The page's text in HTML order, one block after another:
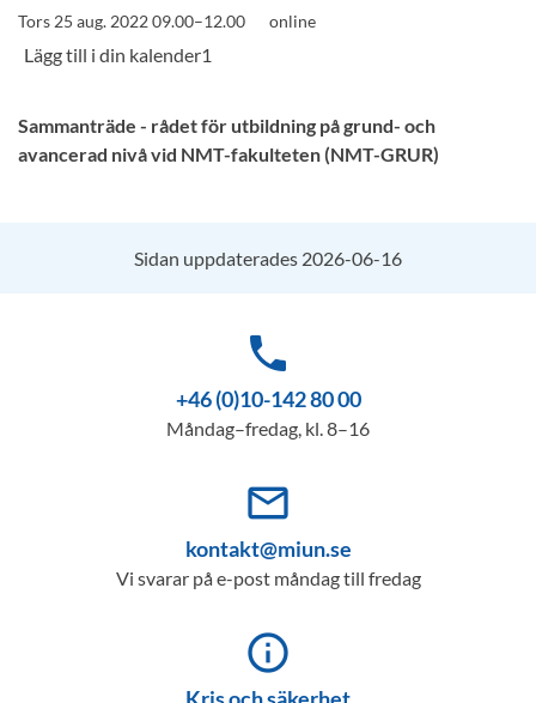
Tors 25 aug. 2022 09.00–12.00
online
Sammanträde - rådet för utbildning på grund- och
avancerad nivå vid NMT-fakulteten (NMT-GRUR)
Sidan uppdaterades 2026-06-16
phone
+46 (0)10-142 80 00
Måndag–fredag, kl. 8–16
mail_outline
kontakt@miun.se
Vi svarar på e-post måndag till fredag
info_outline